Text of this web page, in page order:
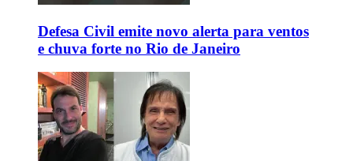
Defesa Civil emite novo alerta para ventos
e chuva forte no Rio de Janeiro